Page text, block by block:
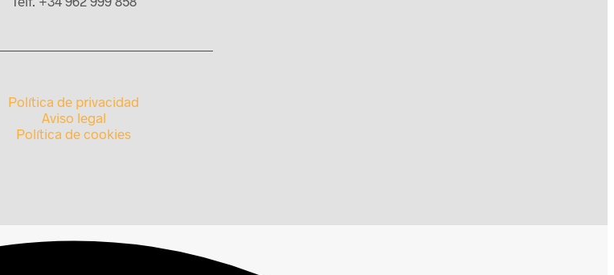
Política de privacidad
Aviso legal
Política de cookies